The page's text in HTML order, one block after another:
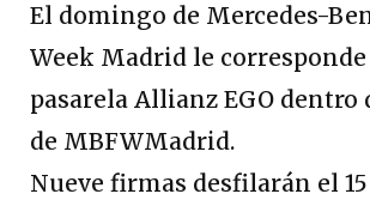
El domingo de Mercedes-
Week Madrid le corresponde
pasarela Allianz EGO dentro
de MBFWMadrid.
Nueve firmas desfilarán el 15